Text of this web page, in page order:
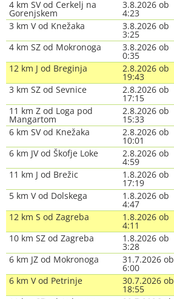
4 km SV od Cerkelj na
Gorenjskem
3.8.2026 ob
4:23
3 km V od Knežaka
3.8.2026 ob
3:25
4 km SZ od Mokronoga
3.8.2026 ob
0:35
12 km J od Breginja
2.8.2026 ob
19:43
3 km SZ od Sevnice
2.8.2026 ob
17:15
11 km Z od Loga pod
Mangartom
2.8.2026 ob
15:33
6 km SV od Knežaka
2.8.2026 ob
10:01
6 km JV od Škofje Loke
2.8.2026 ob
4:59
11 km J od Brežic
1.8.2026 ob
17:19
5 km V od Dolskega
1.8.2026 ob
4:47
12 km S od Zagreba
1.8.2026 ob
4:11
10 km SZ od Zagreba
1.8.2026 ob
3:28
6 km JZ od Mokronoga
31.7.2026 ob
6:00
6 km V od Petrinje
30.7.2026 ob
18:55